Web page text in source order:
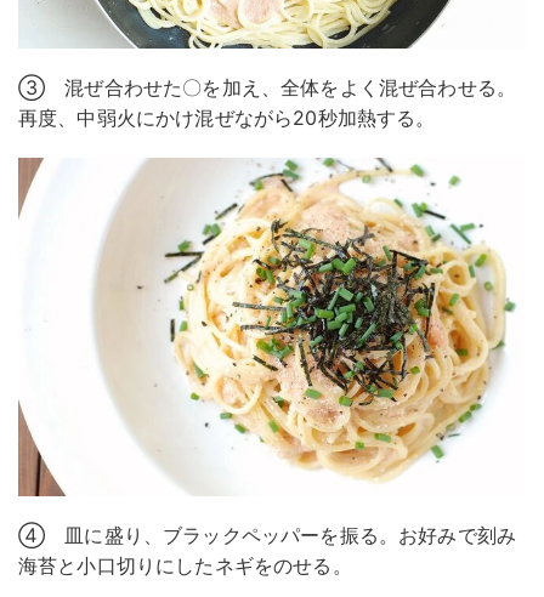
③ 混ぜ合わせた〇を加え、全体をよく混ぜ合わせる。
再度、中弱火にかけ混ぜながら20秒加熱する。
④ 皿に盛り、ブラックペッパーを振る。お好みで刻み
海苔と小口切りにしたネギをのせる。